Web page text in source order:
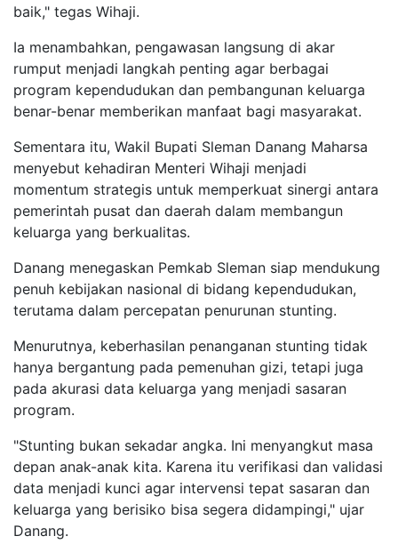
baik," tegas Wihaji.
Ia menambahkan, pengawasan langsung di akar
rumput menjadi langkah penting agar berbagai
program kependudukan dan pembangunan keluarga
benar-benar memberikan manfaat bagi masyarakat.
Sementara itu, Wakil Bupati Sleman Danang Maharsa
menyebut kehadiran Menteri Wihaji menjadi
momentum strategis untuk memperkuat sinergi antara
pemerintah pusat dan daerah dalam membangun
keluarga yang berkualitas.
Danang menegaskan Pemkab Sleman siap mendukung
penuh kebijakan nasional di bidang kependudukan,
terutama dalam percepatan penurunan stunting.
Menurutnya, keberhasilan penanganan stunting tidak
hanya bergantung pada pemenuhan gizi, tetapi juga
pada akurasi data keluarga yang menjadi sasaran
program.
"Stunting bukan sekadar angka. Ini menyangkut masa
depan anak-anak kita. Karena itu verifikasi dan validasi
data menjadi kunci agar intervensi tepat sasaran dan
keluarga yang berisiko bisa segera didampingi," ujar
Danang.